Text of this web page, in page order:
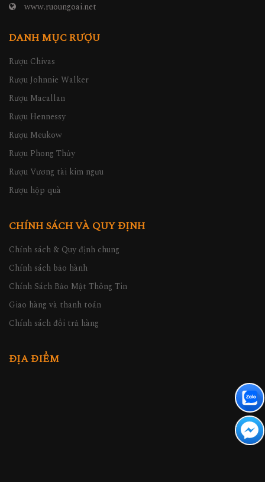
www.ruoungoai.net
DANH MỤC RƯỢU
Rượu Chivas
Rượu Johnnie Walker
Rượu Macallan
Rượu Hennessy
Rượu Meukow
Rượu Phong Thủy
Rượu Vương tài kim ngưu
Rượu hộp quà
CHÍNH SÁCH VÀ QUY ĐỊNH
Chính sách & Quy định chung
Chính sách bảo hành
Chính Sách Bảo Mật Thông Tin
Giao hàng và thanh toán
Chính sách đổi trả hàng
ĐỊA ĐIỂM